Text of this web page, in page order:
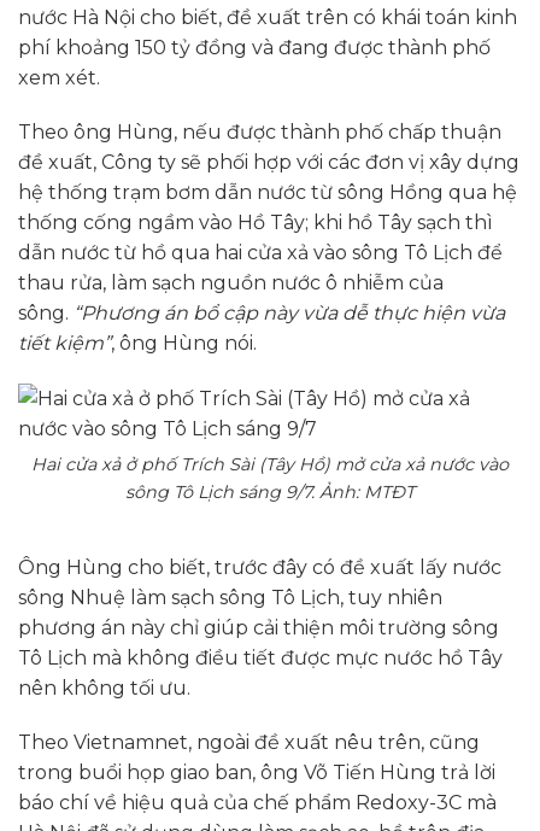
nước Hà Nội cho biết, đề xuất trên có khái toán kinh
phí khoảng 150 tỷ đồng và đang được thành phố
xem xét.
Theo ông Hùng, nếu được thành phố chấp thuận
đề xuất, Công ty sẽ phối hợp với các đơn vị xây dựng
hệ thống trạm bơm dẫn nước từ sông Hồng qua hệ
thống cống ngầm vào Hồ Tây; khi hồ Tây sạch thì
dẫn nước từ hồ qua hai cửa xả vào sông Tô Lịch để
thau rửa, làm sạch nguồn nước ô nhiễm của
sông. “Phương án bổ cập này vừa dễ thực hiện vừa
tiết kiệm”, ông Hùng nói.
Hai cửa xả ở phố Trích Sài (Tây Hồ) mở cửa xả nước vào
sông Tô Lịch sáng 9/7. Ảnh: MTĐT
Ông Hùng cho biết, trước đây có đề xuất lấy nước
sông Nhuệ làm sạch sông Tô Lịch, tuy nhiên
phương án này chỉ giúp cải thiện môi trường sông
Tô Lịch mà không điều tiết được mực nước hồ Tây
nên không tối ưu.
Theo Vietnamnet, ngoài đề xuất nêu trên, cũng
trong buổi họp giao ban, ông Võ Tiến Hùng trả lời
báo chí về hiệu quả của chế phẩm Redoxy-3C mà